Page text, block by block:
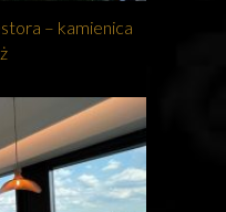
– kamienica